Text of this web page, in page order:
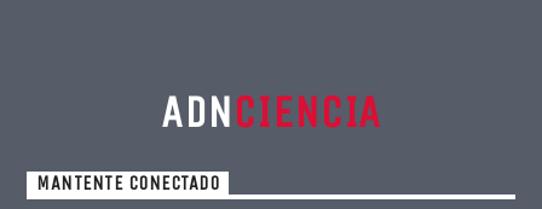
ADNCIENCIA
MANTENTE CONECTADO